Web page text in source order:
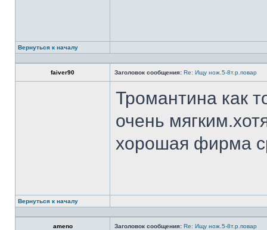
Вернуться к началу
faiver90 Заголовок сообщения: Re: Ищу нож.5-8т.р.повар
Тромантина как
очень
хорошая фирма
Вернуться к началу
ameno Заголовок сообщения: Re: Ищу нож.5-8т.р.повар